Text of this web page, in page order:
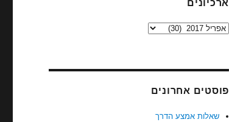
ארכיונים
ארכיונים
פוסטים אחרונים
שאלות אמצע הדרך